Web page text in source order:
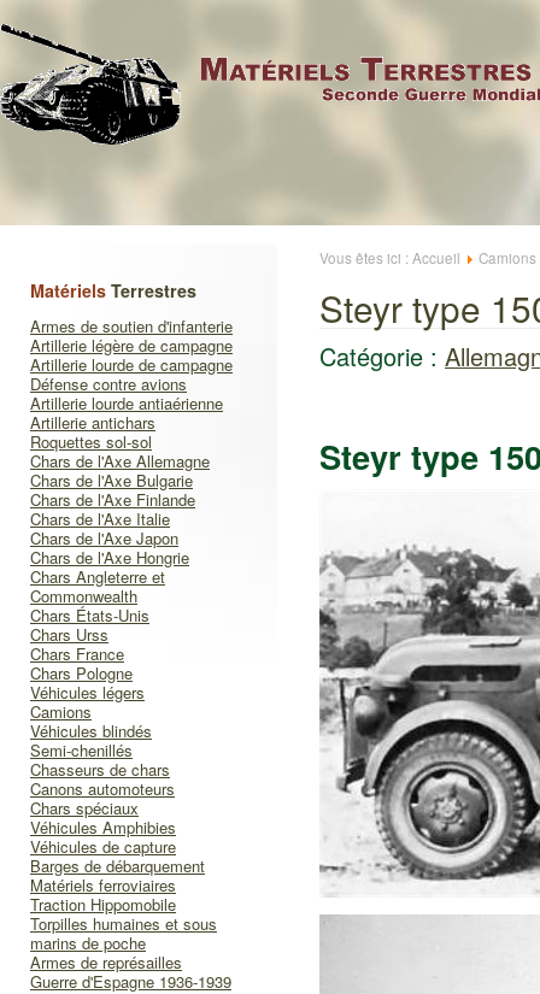
Matériels Terrestres
Armes de soutien d'infanterie
Artillerie légère de campagne
Artillerie lourde de campagne
Défense contre avions
Artillerie lourde antiaérienne
Artillerie antichars
Roquettes sol-sol
Chars de l'Axe Allemagne
Chars de l'Axe Bulgarie
Chars de l'Axe Finlande
Chars de l'Axe Italie
Chars de l'Axe Japon
Chars de l'Axe Hongrie
Chars Angleterre et
Commonwealth
Chars États-Unis
Chars Urss
Chars France
Chars Pologne
Véhicules légers
Camions
Véhicules blindés
Semi-chenillés
Chasseurs de chars
Canons automoteurs
Chars spéciaux
Véhicules Amphibies
Véhicules de capture
Barges de débarquement
Matériels ferroviaires
Traction Hippomobile
Torpilles humaines et sous
marins de poche
Armes de représailles
Guerre d'Espagne 1936-1939
Vous êtes ici : Accueil Camions
Steyr type
Catégorie :
Steyr type